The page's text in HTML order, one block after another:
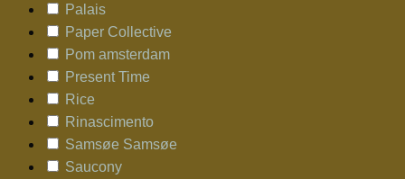
Palais
Paper Collective
Pom amsterdam
Present Time
Rice
Rinascimento
Samsøe Samsøe
Saucony